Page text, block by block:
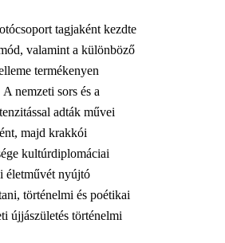
tagjaként kezdte
valamint a különböző
termékenyen
nemzeti sors és a
adták művei
majd krakkói
kultúrdiplomáciai
életművét nyújtó
történelmi és poétikai
újjászületés történelmi